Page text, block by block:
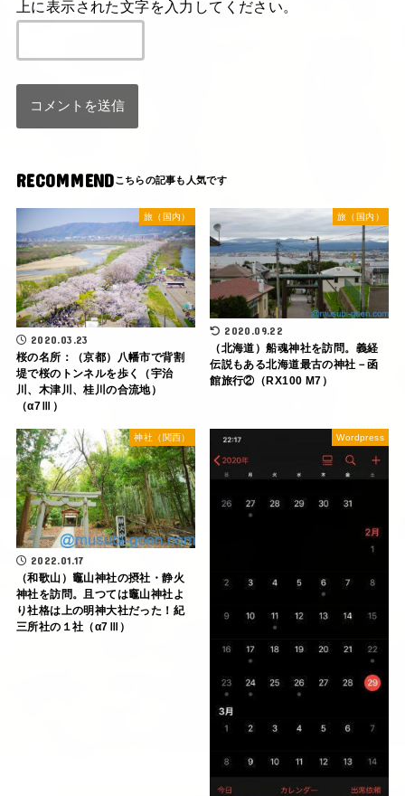
上に表示された文字を入力してください。
RECOMMEND
旅（国内）
2020.03.23
桜の名所：（京都）八幡市で背割
堤で桜のトンネルを歩く（宇治
川、木津川、桂川の合流地）
（α7Ⅲ）
旅（国内）
2020.09.22
（北海道）船魂神社を訪問。義経
伝説もある北海道最古の神社－函
館旅行②（RX100 M7）
神社（関西）
2022.01.17
（和歌山）竈山神社の摂社・静火
神社を訪問。且つては竈山神社よ
り社格は上の明神大社だった！紀
三所社の１社（α7Ⅲ）
Wordpress